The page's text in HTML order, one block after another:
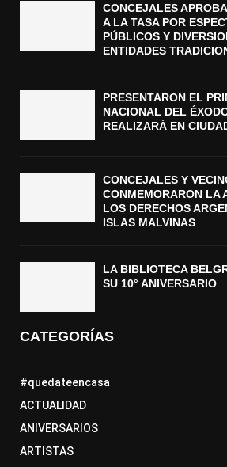
CONCEJALES
A LA TASA POR
PÚBLICOS Y
ENTIDADES
PRESENTARON EL
NACIONAL DEL
REALIZARÁ EN
CONCEJALES Y
CONMEMORARON LA
LOS DERECHOS
ISLAS MALVINAS
LA BIBLIOTECA
SU 10° ANIVERSARIO
CATEGORÍAS
#quedateencasa
ACTUALIDAD
ANIVERSARIOS
ARTISTAS